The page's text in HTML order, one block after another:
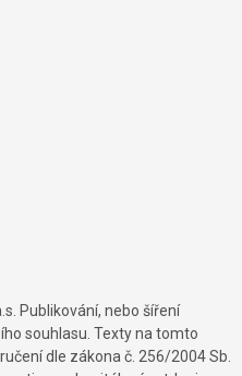
Publikování, nebo šíření
souhlasu. Texty na tomto
dle zákona č. 256/2004 Sb.